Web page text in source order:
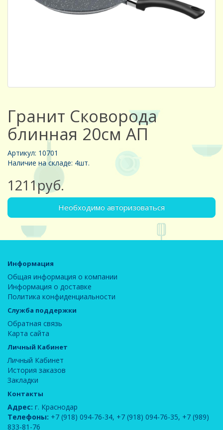
Гранит Сковорода
блинная 20см АП
Артикул: 10701
Наличие на складе: 4шт.
1211руб.
Необходимо авторизоваться
Информация
Общая информация о компании
Информация о доставке
Политика конфиденциальности
Служба поддержки
Обратная связь
Карта сайта
Личный Кабинет
Личный Кабинет
История заказов
Закладки
Контакты
Адрес: г. Краснодар
Телефоны: +7 (918) 094-76-34, +7 (918) 094-76-35, +7 (989)
833-81-76